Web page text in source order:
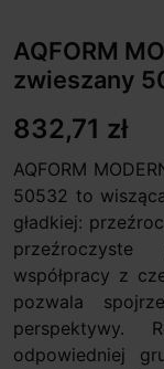
AQFORM
zwieszany
832,71 zł
AQFORM
50532 to
gładkiej:
współpracy z
pozwala
perspektywy.
odpowiedniej